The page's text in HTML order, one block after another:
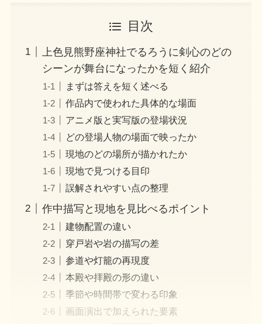
目次
上色見熊野座神社でるろうに剣心のどの
シーンが舞台になったかを短く紹介
まずは答えを短く述べる
作品内で使われた具体的な場面
アニメ版と実写版の登場状況
どの登場人物の場面で映ったか
現地のどの場所が描かれたか
現地で見つける目印
誤解されやすい点の整理
作中描写と現地を見比べるポイント
建物配置の違い
穿戸岩や岩の描写の差
参道や灯籠の再現度
本殿や拝殿の形の違い
季節や時間帯で変わる印象
画面演出で加えられた要素